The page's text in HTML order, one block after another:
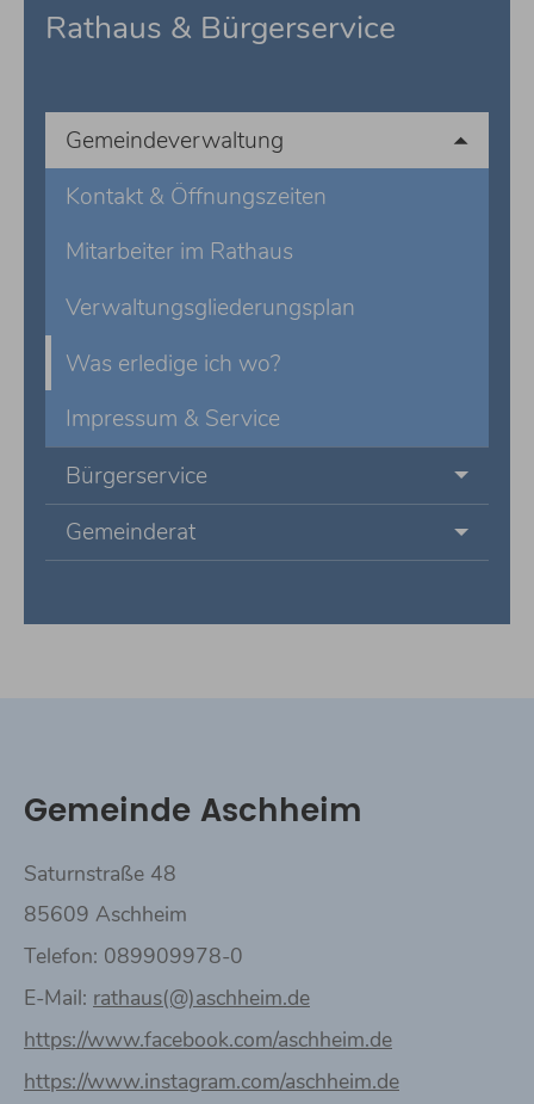
Rathaus & Bürgerservice
Gemeindeverwaltung
Kontakt & Öffnungszeiten
Mitarbeiter im Rathaus
Verwaltungsgliederungsplan
Was erledige ich wo?
Impressum & Service
Bürgerservice
Gemeinderat
Gemeinde Aschheim
Saturnstraße 48
85609 Aschheim
Telefon: 089909978-0
E-Mail: rathaus(@)aschheim.de
https://www.facebook.com/aschheim.de
https://www.instagram.com/aschheim.de